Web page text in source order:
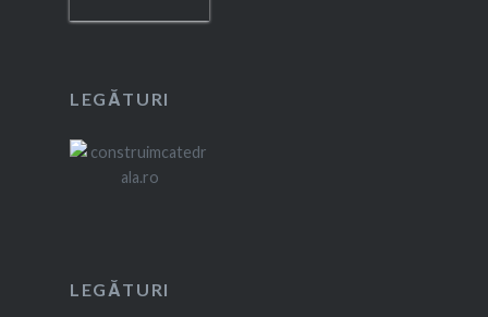
LEGĂTURI
LEGĂTURI